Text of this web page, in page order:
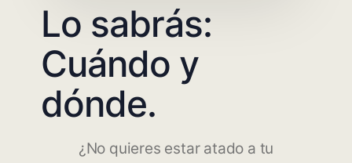
Lo sabrás:
Cuándo y
dónde.
¿No quieres estar atado a tu